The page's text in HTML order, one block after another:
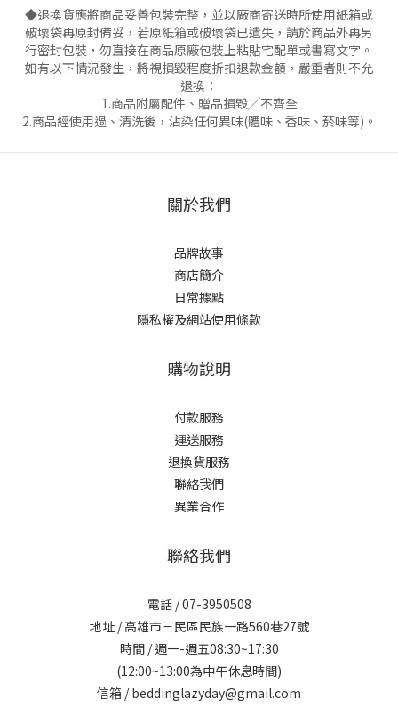
◆退換貨應將商品妥善包裝完整，並以廠商寄送時所使用紙箱或
破壞袋再原封備妥，若原紙箱或破壞袋已遺失，請於商品外再另
行密封包裝，勿直接在商品原廠包裝上粘貼宅配單或書寫文字。
如有以下情況發生，將視損毀程度折扣退款金額，嚴重者則不允
退換：
1.商品附屬配件、贈品損毀╱不齊全
2.商品經使用過、清洗後，沾染任何異味(體味、香味、菸味等)。
關於我們
品牌故事
商店簡介
日常據點
隱私權及網站使用條款
購物說明
付款服務
運送服務
退換貨服務
聯絡我們
異業合作
聯絡我們
電話 / 07-3950508
地址 / 高雄市三民區民族一路560巷27號
時間 / 週一-週五08:30~17:30
(12:00~13:00為中午休息時間)
信箱 / beddinglazyday@gmail.com